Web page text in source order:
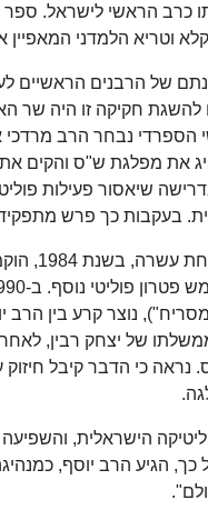
כרב הראשי לישראל.
וטריא הלמדני המאפיין
שקצב את כהונתם של הרבנים
חקיקה זו היה שר
הספרדי נבחר הרב
את מפלגת ש"ס
שיאסור פעילות
בעקבות כך פרש מתפקידו
לקראת
נוצר קרע בין הרב
של יצחק רבין,
נראה כי הדבר קיבל
הישראלית,
הגיע הרב יוסף,